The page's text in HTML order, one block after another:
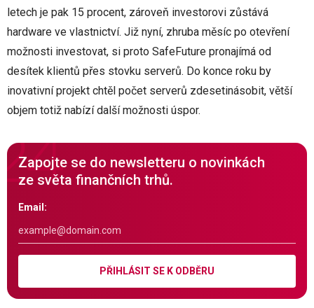
letech je pak 15 procent, zároveň investorovi zůstává
hardware ve vlastnictví. Již nyní, zhruba měsíc po otevření
možnosti investovat, si proto SafeFuture pronajímá od
desítek klientů přes stovku serverů. Do konce roku by
inovativní projekt chtěl počet serverů zdesetinásobit, větší
objem totiž nabízí další možnosti úspor.
Zapojte se do newsletteru o novinkách
ze světa finančních trhů.
Email:
PŘIHLÁSIT SE K ODBĚRU